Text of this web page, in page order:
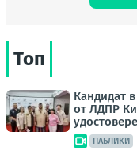
Топ
Кандидат
от ЛДПР
ПАБЛИКИ